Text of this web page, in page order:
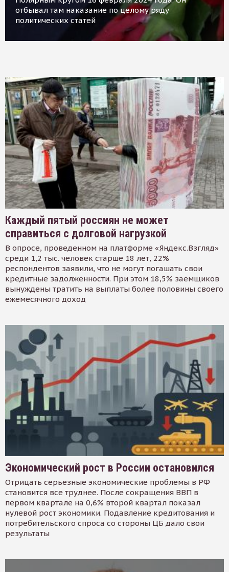
отбывал там наказание по целому ряду
политических статей
Каждый пятый россиян не может
справиться с долговой нагрузкой
В опросе, проведенном на платформе «Яндекс.Взгляд»
среди 1,2 тыс. человек старше 18 лет, 22%
респондентов заявили, что не могут погашать свои
кредитные задолженности. При этом 18,5% заемщиков
вынуждены тратить на выплаты более половины своего
ежемесячного доход
Экономический рост в России остановился
Отрицать серьезные экономические проблемы в РФ
становится все труднее. После сокращения ВВП в
первом квартале на 0,6% второй квартал показал
нулевой рост экономики. Подавление кредитования и
потребительского спроса со стороны ЦБ дало свои
результаты